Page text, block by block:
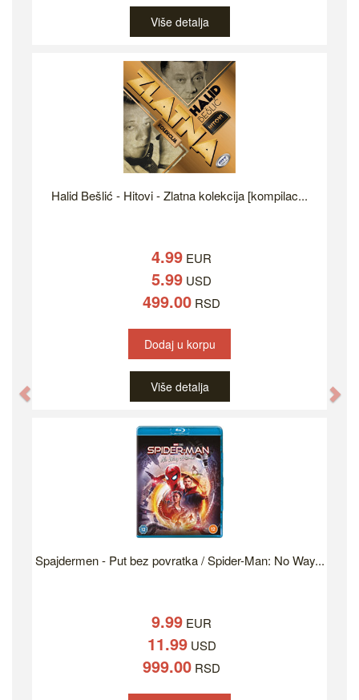
Više detalja
Halid Bešlić - Hitovi - Zlatna kolekcija [kompilac...
4.99 EUR
5.99 USD
499.00 RSD
Dodaj u korpu
Više detalja
Spajdermen - Put bez povratka / Spider-Man: No Way...
9.99 EUR
11.99USD
999.00 RSD